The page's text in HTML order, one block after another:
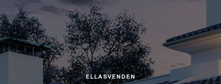
ELLASVENDEN